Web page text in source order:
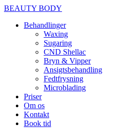
BEAUTY BODY
Behandlinger
Waxing
Sugaring
CND Shellac
Bryn & Vipper
Ansigtsbehandling
Fedtfrysning
Microblading
Priser
Om os
Kontakt
Book tid